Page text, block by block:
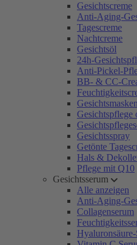
Gesichtscreme
Anti-Aging-
Tagescreme
Nachtcreme
Gesichtsöl
24h-
Anti-Pickel-
BB- & CC-
Gesichtsmasken
Gesichtspflege
Gesichtsspray
Getönte
Hals &
Pflege mit Q10
Gesichtsserum
Alle anzeigen
Anti-Aging-
Collagenserum